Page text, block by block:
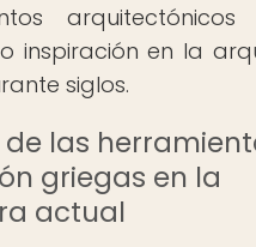
inspiración en la
siglos.
las
griegas en la
actual